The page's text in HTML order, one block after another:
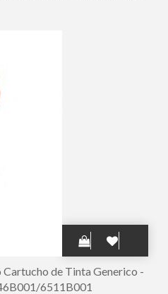
de Tinta Generico -
6511B001